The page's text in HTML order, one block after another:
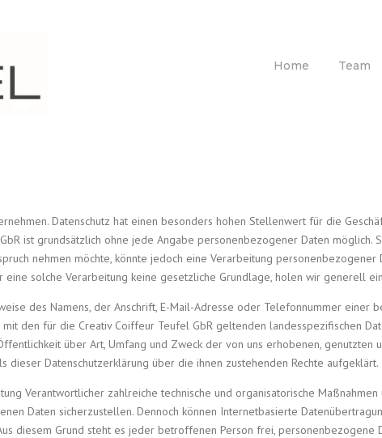
Home
Team
Datenschutz hat einen besonders hohen Stellenwert für die
ist grundsätzlich ohne jede Angabe personenbezogener Daten
nehmen möchte, könnte jedoch eine Verarbeitung
solche Verarbeitung keine gesetzliche Grundlage, holen wir generell
des Namens, der Anschrift, E-Mail-Adresse oder Telefonnummer einer
den für die Creativ Coiffeur Teufel GbR geltenden landesspezifischen
über Art, Umfang und Zweck der von uns erhobenen,
Datenschutzerklärung über die ihnen zustehenden Rechte aufgeklärt.
Verantwortlicher zahlreiche technische und organisatorische
Daten sicherzustellen. Dennoch können Internetbasierte
diesem Grund steht es jeder betroffenen Person frei, personenbezogene